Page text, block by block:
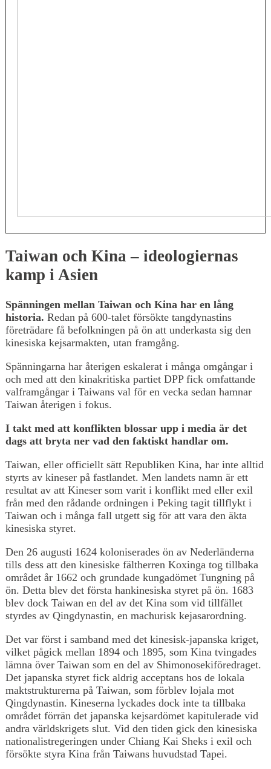
Taiwan och Kina – ideologiernas
kamp i Asien
Spänningen mellan Taiwan och Kina har en lång
historia. Redan på 600-talet försökte tangdynastins
företrädare få befolkningen på ön att underkasta sig den
kinesiska kejsarmakten, utan framgång.
Spänningarna har återigen eskalerat i många omgångar i
och med att den kinakritiska partiet DPP fick omfattande
valframgångar i Taiwans val för en vecka sedan hamnar
Taiwan återigen i fokus.
I takt med att konflikten blossar upp i media är det
dags att bryta ner vad den faktiskt handlar om.
Taiwan, eller officiellt sätt Republiken Kina, har inte alltid
styrts av kineser på fastlandet. Men landets namn är ett
resultat av att Kineser som varit i konflikt med eller exil
från med den rådande ordningen i Peking tagit tillflykt i
Taiwan och i många fall utgett sig för att vara den äkta
kinesiska styret.
Den 26 augusti 1624 koloniserades ön av Nederländerna
tills dess att den kinesiske fältherren Koxinga tog tillbaka
området år 1662 och grundade kungadömet Tungning på
ön. Detta blev det första hankinesiska styret på ön. 1683
blev dock Taiwan en del av det Kina som vid tillfället
styrdes av Qingdynastin, en machurisk kejasarordning.
Det var först i samband med det kinesisk-japanska kriget,
vilket pågick mellan 1894 och 1895, som Kina tvingades
lämna över Taiwan som en del av Shimonosekiföredraget.
Det japanska styret fick aldrig acceptans hos de lokala
maktstrukturerna på Taiwan, som förblev lojala mot
Qingdynastin. Kineserna lyckades dock inte ta tillbaka
området förrän det japanska kejsardömet kapitulerade vid
andra världskrigets slut. Vid den tiden gick den kinesiska
nationalistregeringen under Chiang Kai Sheks i exil och
försökte styra Kina från Taiwans huvudstad Tapei.